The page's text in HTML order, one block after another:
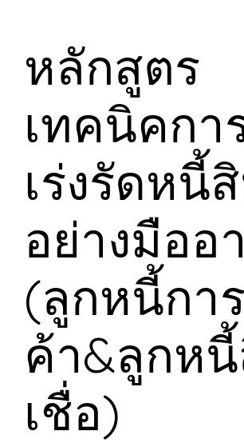
หลักสูตร
เทคนิคกา
เร่งรัดหนี้
อย่างมืออ
(ลูกหนี้การ
ค้า&ลูกห
เชื่อ)